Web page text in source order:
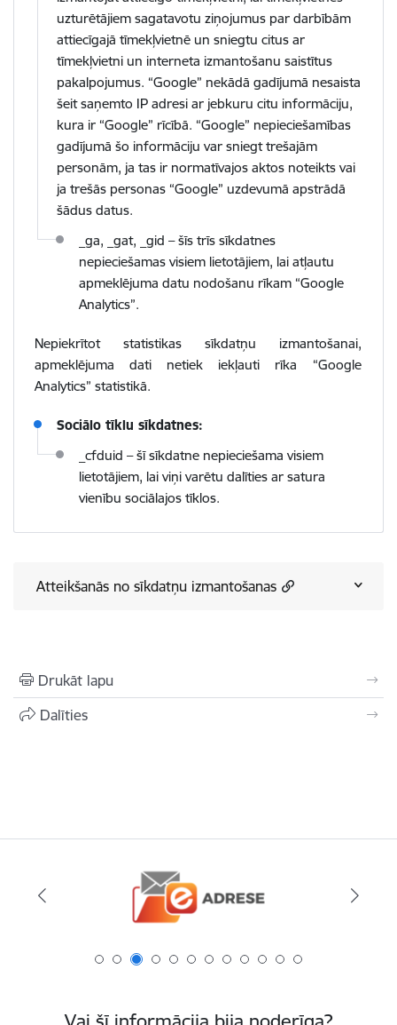
uzturētājiem sagatavotu ziņojumus par darbībām
attiecīgajā tīmekļvietnē un sniegtu citus ar
tīmekļvietni un interneta izmantošanu saistītus
pakalpojumus. “Google” nekādā gadījumā nesaista
šeit saņemto IP adresi ar jebkuru citu informāciju,
kura ir “Google” rīcībā. “Google” nepieciešamības
gadījumā šo informāciju var sniegt trešajām
personām, ja tas ir normatīvajos aktos noteikts vai
ja trešās personas “Google” uzdevumā apstrādā
šādus datus.
_ga, _gat, _gid – šīs trīs sīkdatnes
nepieciešamas visiem lietotājiem, lai atļautu
apmeklējuma datu nodošanu rīkam “Google
Analytics”.
Nepiekrītot statistikas sīkdatņu izmantošanai,
apmeklējuma dati netiek iekļauti rīka “Google
Analytics” statistikā.
Sociālo tīklu sīkdatnes:
_cfduid – šī sīkdatne nepieciešama visiem
lietotājiem, lai viņi varētu dalīties ar satura
vienību sociālajos tīklos.
Atteikšanās no sīkdatņu izmantošanas
Drukāt lapu
Dalīties